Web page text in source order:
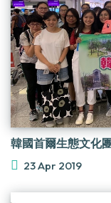
韓國首爾生態文化
23 Apr 2019